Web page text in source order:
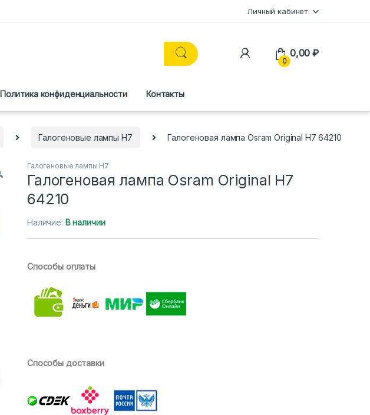
Личный кабинет
0
0,00₽
Политика конфиденциальности Контакты
Галогеновые лампы H7 Галогеновая лампа Osram Original H7 64210
Галогеновые лампы H7
Галогеновая лампа Osram Original H7
64210
Наличие: В наличии
Способы оплаты
Способы доставки